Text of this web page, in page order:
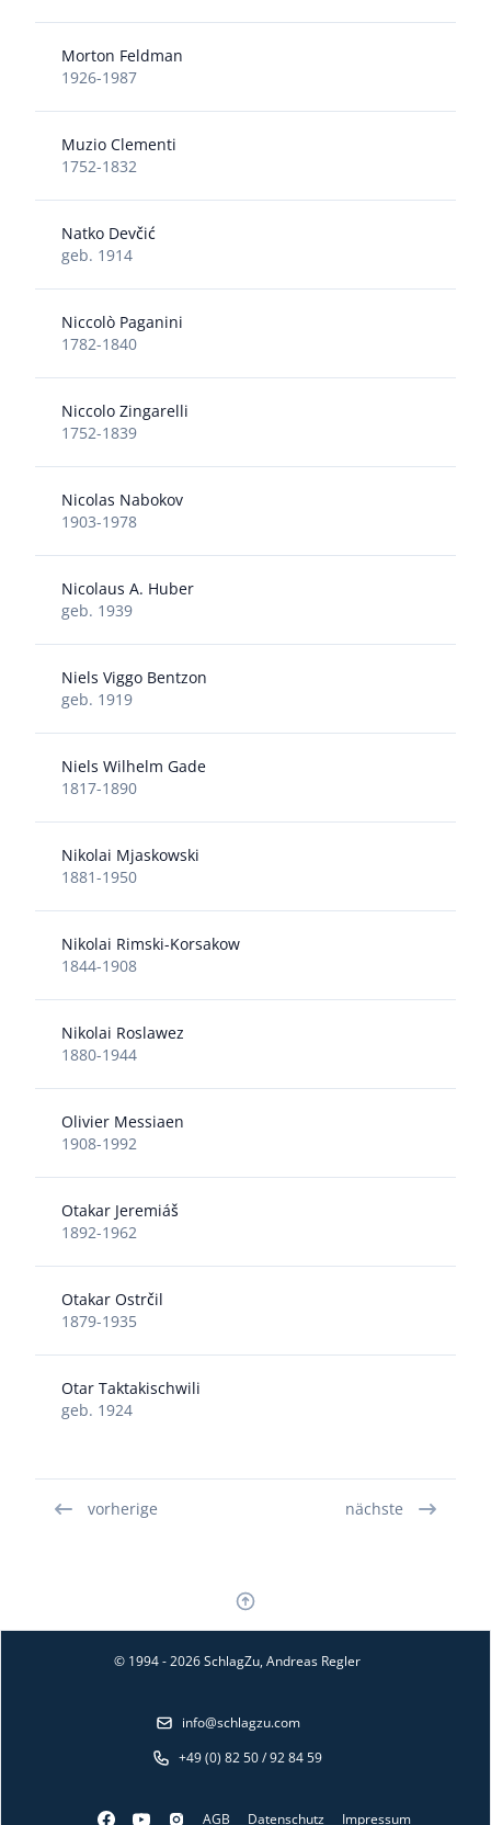
Morton Feldman
1926-1987
Muzio Clementi
1752-1832
Natko Devčić
geb. 1914
Niccolò Paganini
1782-1840
Niccolo Zingarelli
1752-1839
Nicolas Nabokov
1903-1978
Nicolaus A. Huber
geb. 1939
Niels Viggo Bentzon
geb. 1919
Niels Wilhelm Gade
1817-1890
Nikolai Mjaskowski
1881-1950
Nikolai Rimski-Korsakow
1844-1908
Nikolai Roslawez
1880-1944
Olivier Messiaen
1908-1992
Otakar Jeremiáš
1892-1962
Otakar Ostrčil
1879-1935
Otar Taktakischwili
geb. 1924
vorherige nächste
© 1994 - 2026 SchlagZu, Andreas Regler
info@schlagzu.com
+49 (0) 82 50 / 92 84 59
AGB Datenschutz Impressum